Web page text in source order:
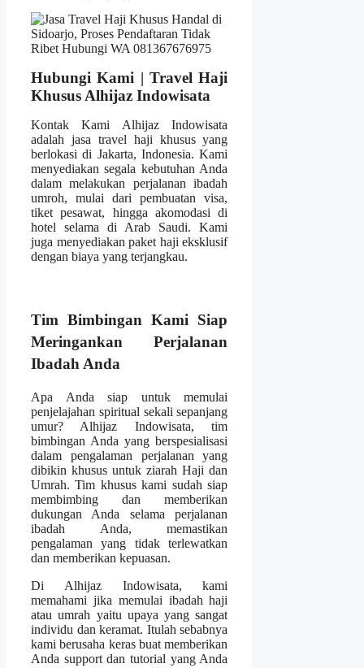
Hubungi Kami | Travel Haji
Khusus Alhijaz Indowisata
Kontak Kami Alhijaz Indowisata
adalah jasa travel haji khusus yang
berlokasi di Jakarta, Indonesia. Kami
menyediakan segala kebutuhan Anda
dalam melakukan perjalanan ibadah
umroh, mulai dari pembuatan visa,
tiket pesawat, hingga akomodasi di
hotel selama di Arab Saudi. Kami
juga menyediakan paket haji eksklusif
dengan biaya yang terjangkau.
Tim Bimbingan Kami Siap
Meringankan Perjalanan
Ibadah Anda
Apa Anda siap untuk memulai
penjelajahan spiritual sekali sepanjang
umur? Alhijaz Indowisata, tim
bimbingan Anda yang berspesialisasi
dalam pengalaman perjalanan yang
dibikin khusus untuk ziarah Haji dan
Umrah. Tim khusus kami sudah siap
membimbing dan memberikan
dukungan Anda selama perjalanan
ibadah Anda, memastikan
pengalaman yang tidak terlewatkan
dan memberikan kepuasan.
Di Alhijaz Indowisata, kami
memahami jika memulai ibadah haji
atau umrah yaitu upaya yang sangat
individu dan keramat. Itulah sebabnya
kami berusaha keras buat memberikan
Anda support dan tutorial yang Anda